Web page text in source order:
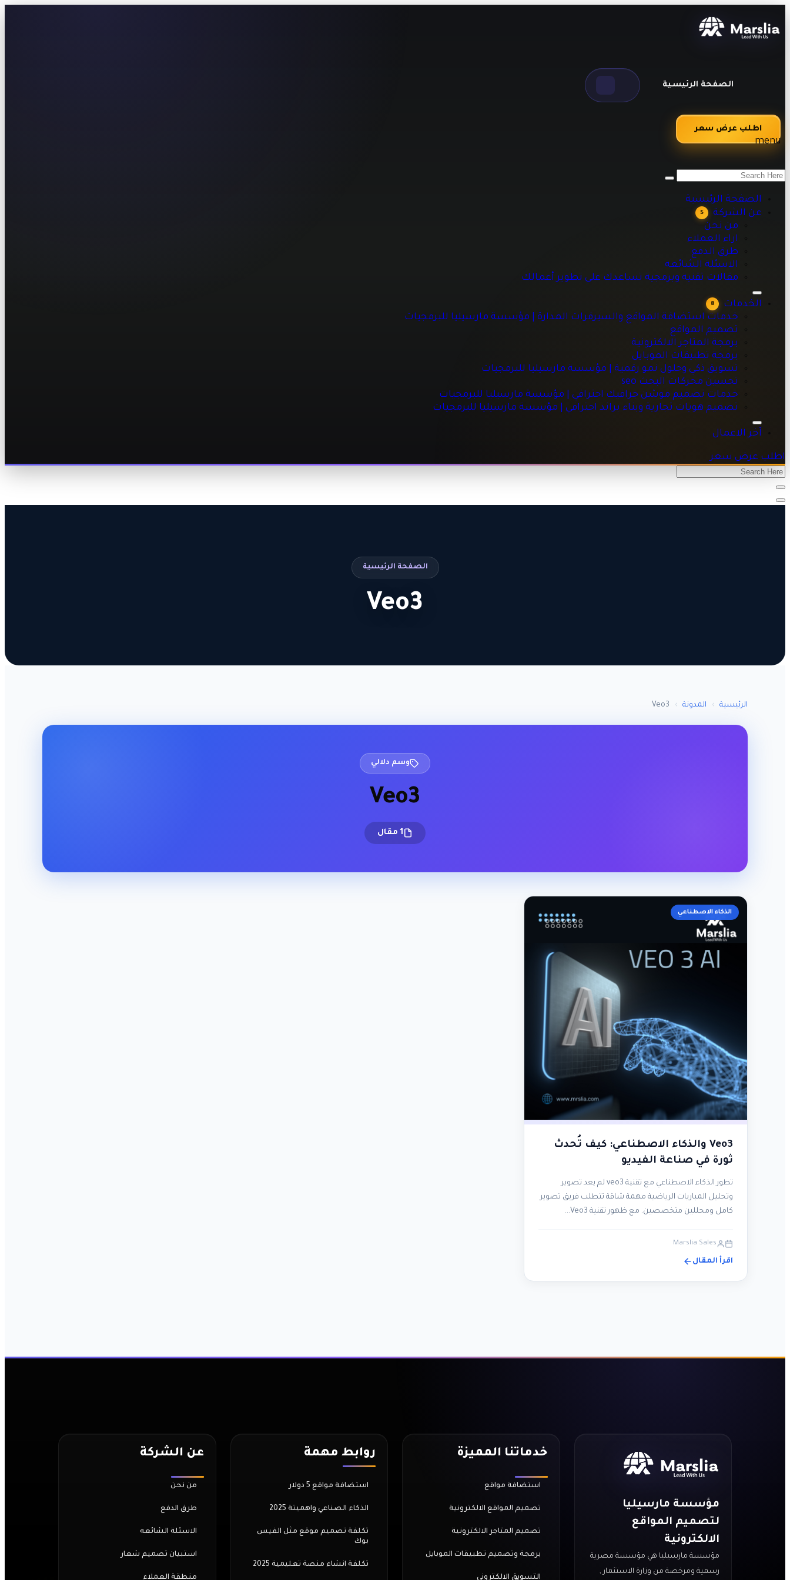
الصفحة الرئيسية
اراء العملاء
الاسئلة الشائعه
مقالات تقنية وبرمجية تساعدك على تطوير أعمالك
خدمات استضافة المواقع والسيرفرات المدارة | مؤسسة مارسيليا للبرمجيات
برمجة المتاجر الالكترونية
برمجة تطبيقات الموبايل
تسويق ذكي وحلول نمو رقمية | مؤسسة مارسيليا للبرمجيات
تحسين محركات البحث seo
خدمات تصميم موشن جرافيك احترافي | مؤسسة مارسيليا للبرمجيات
تصميم هويات تجارية وبناء براند احترافي | مؤسسة مارسيليا للبرمجيات
اطلب عرض سعر
menu
الصفحة الرئيسية
عن الشركة
5
من نحن
اراء العملاء
طرق الدفع
الاسئلة الشائعه
مقالات تقنية وبرمجية تساعدك على تطوير أعمالك
الخدمات 8
خدمات استضافة المواقع والسيرفرات المدارة | مؤسسة مارسيليا للبرمجيات
تصميم المواقع
برمجة المتاجر الالكترونية
برمجة تطبيقات الموبايل
تسويق ذكي وحلول نمو رقمية | مؤسسة مارسيليا للبرمجيات
تحسين محركات البحث seo
خدمات تصميم موشن جرافيك احترافي | مؤسسة مارسيليا للبرمجيات
تصميم هويات تجارية وبناء براند احترافي | مؤسسة مارسيليا للبرمجيات
آخر الاعمال
اطلب عرض سعر
الصفحة الرئيسية
Veo3
الرئيسية › المدونة ›
Veo3
وسم دلالي
Veo3
1 مقال
الذكاء الاصطناعي
Veo3 والذكاء الاصطناعي: كيف تُحدث
ثورة في صناعة الفيديو
تطور الذكاء الاصطناعي مع تقنية veo3 لم يعد تصوير
وتحليل المباريات الرياضية مهمة شاقة تتطلب فريق تصوير
كامل ومحللين متخصصين. مع ظهور تقنية Veo3…
Marslia Sales
اقرأ المقال
مؤسسة مارسيليا
لتصميم المواقع
الالكترونية
مؤسسة مارسيليا هي مؤسسة مصرية
رسمية ومرخصة من وزارة الاستثمار ,
خدماتنا المميزة
استضافة مواقع
تصميم المواقع الالكترونية
تصميم المتاجر الالكترونية
برمجة وتصميم تطبيقات الموبايل
التسويق الالكتروني
روابط مهمة
استضافة مواقع 5 دولار
الذكاء الصناعي واهميتة 2025
تكلفة تصميم موقع مثل الفيس
بوك
تكلفة انشاء منصة تعليمية 2025
عن الشركة
من نحن
طرق الدفع
الاسئلة الشائعه
استبيان تصميم شعار
منطقة العملاء